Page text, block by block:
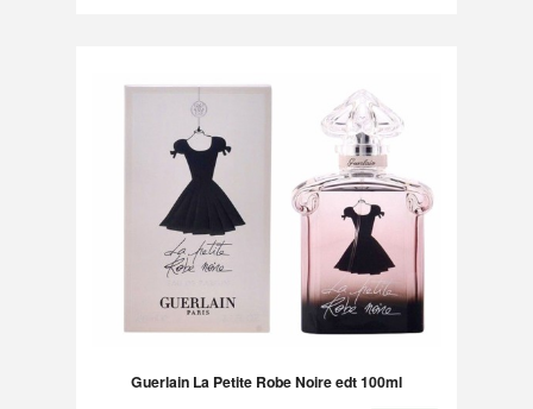
Guerlain La Petite Robe Noire edt 100ml